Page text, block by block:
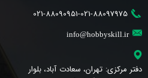
021-88090951-021-88097975
info@hobbyskill.ir
دفتر مرکزی: تهران، سعادت آباد، بلوار